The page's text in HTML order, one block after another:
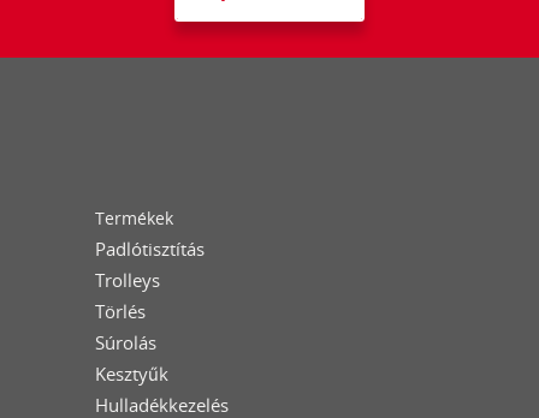
Termékek
Padlótisztítás
Trolleys
Törlés
Súrolás
Kesztyűk
Hulladékkezelés